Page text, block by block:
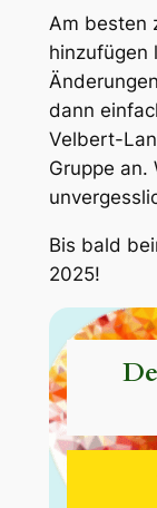
Am besten
hinzufügen
dann
Velbert-
Gruppe an.
Bis bald
2025!